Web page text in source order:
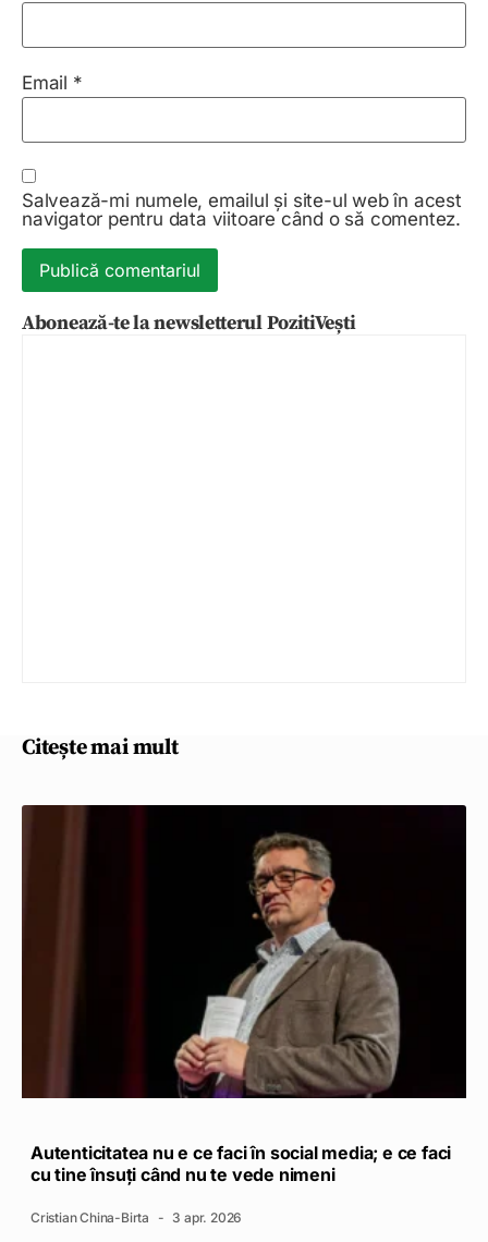
Email *
Salvează-mi numele, emailul și site-ul web în acest
navigator pentru data viitoare când o să comentez.
Abonează-te la newsletterul PozitiVești
Citește mai mult
Autenticitatea nu e ce faci în social media; e ce faci
cu tine însuți când nu te vede nimeni
Cristian China-Birta 3 apr. 2026